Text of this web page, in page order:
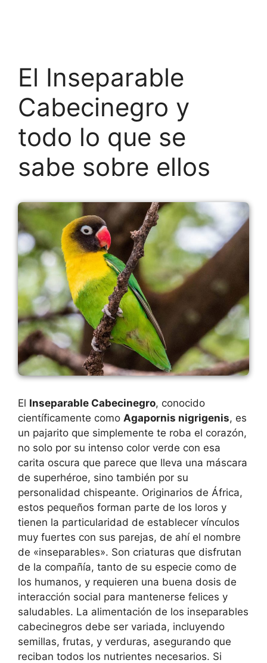
El Inseparable
Cabecinegro y
todo lo que se
sabe sobre ellos
El Inseparable Cabecinegro, conocido
científicamente como Agapornis nigrigenis, es
un pajarito que simplemente te roba el corazón,
no solo por su intenso color verde con esa
carita oscura que parece que lleva una máscara
de superhéroe, sino también por su
personalidad chispeante. Originarios de África,
estos pequeños forman parte de los loros y
tienen la particularidad de establecer vínculos
muy fuertes con sus parejas, de ahí el nombre
de «inseparables». Son criaturas que disfrutan
de la compañía, tanto de su especie como de
los humanos, y requieren una buena dosis de
interacción social para mantenerse felices y
saludables. La alimentación de los inseparables
cabecinegros debe ser variada, incluyendo
semillas, frutas, y verduras, asegurando que
reciban todos los nutrientes necesarios. Si